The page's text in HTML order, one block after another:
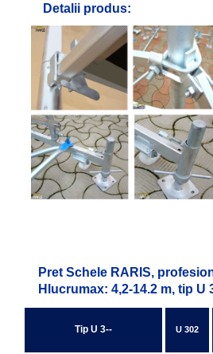
Detalii produs:
Pret Schele RARIS,
Hlucrumax: 4,2-14.2 m, tip U
Tip U 3-- U 302